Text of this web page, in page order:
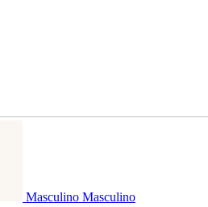
Masculino Masculino